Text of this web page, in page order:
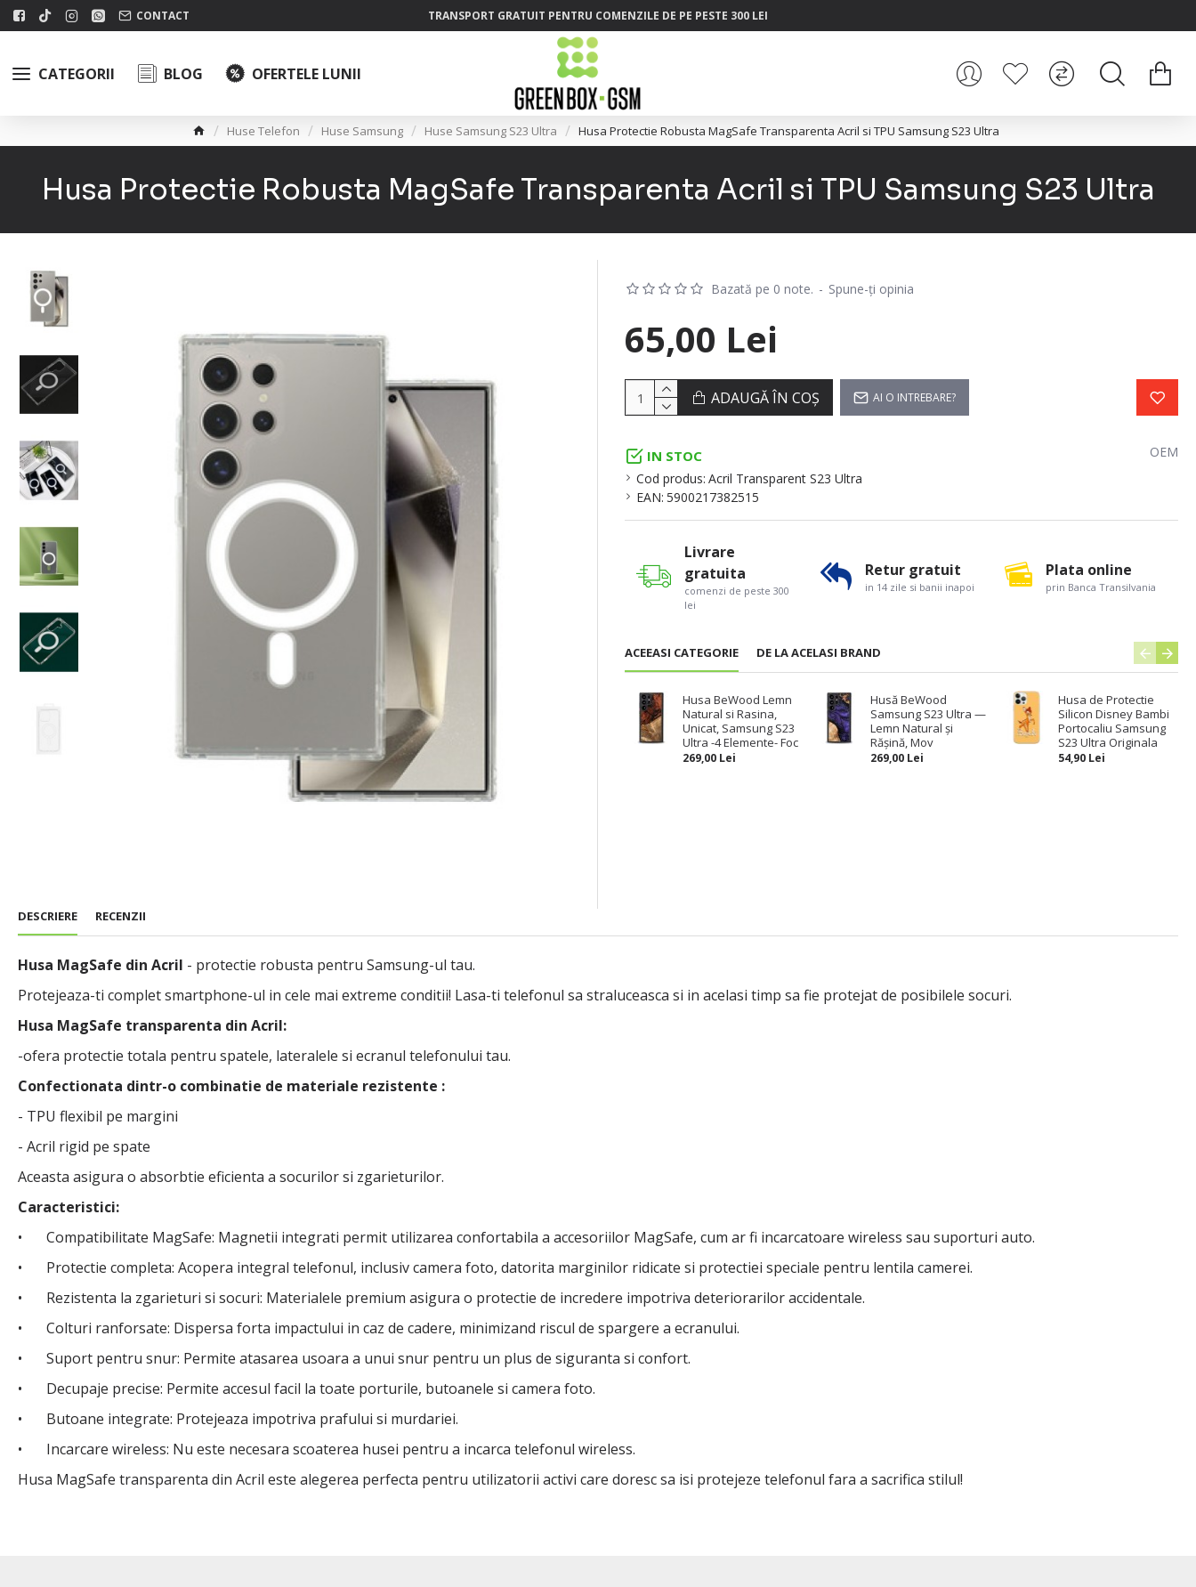
CONTACT TRANSPORT GRATUIT PENTRU COMENZILE DE PE PESTE 300 LEI
CATEGORII BLOG OFERTELE LUNII
Huse Telefon Huse Samsung Huse Samsung S23 Ultra Husa Protectie Robusta MagSafe Transparenta Acril si TPU Samsung S23 Ultra
Husa Protectie Robusta MagSafe Transparenta Acril si TPU Samsung S23 Ultra
IN STOC
Cod produs: Acril Transparent S23 Ultra
EAN: 5900217382515
OEM
Bazată pe 0 note. - Spune-ţi opinia
65,00 Lei
ADAUGĂ ÎN COŞ AI O INTREBARE?
ACEEASI CATEGORIE DE LA ACELASI BRAND
Husa BeWood Lemn
Natural si Rasina,
Unicat, Samsung S23
Ultra -4 Elemente- Foc
269,00 Lei
Husă BeWood
Samsung S23 Ultra —
Lemn Natural și
Rășină, Mov
269,00 Lei
Husa de Protectie
Silicon Disney Bambi
Portocaliu Samsung
S23 Ultra Originala
54,90 Lei
Livrare
gratuita
comenzi de peste 300
lei
Retur gratuit
in 14 zile si banii inapoi
Plata online
prin Banca Transilvania
DESCRIERE RECENZII
Husa MagSafe din Acril - protectie robusta pentru Samsung-ul tau.
Protejeaza-ti complet smartphone-ul in cele mai extreme conditii! Lasa-ti telefonul sa straluceasca si in acelasi timp sa fie protejat de posibilele socuri.
Husa MagSafe transparenta din Acril:
-ofera protectie totala pentru spatele, lateralele si ecranul telefonului tau.
Confectionata dintr-o combinatie de materiale rezistente :
- TPU flexibil pe margini
- Acril rigid pe spate
Aceasta asigura o absorbtie eficienta a socurilor si zgarieturilor.
Caracteristici:
•
Compatibilitate MagSafe: Magnetii integrati permit utilizarea confortabila a accesoriilor MagSafe, cum ar fi incarcatoare wireless sau suporturi auto.
•
Protectie completa: Acopera integral telefonul, inclusiv camera foto, datorita marginilor ridicate si protectiei speciale pentru lentila camerei.
•
Rezistenta la zgarieturi si socuri: Materialele premium asigura o protectie de incredere impotriva deteriorarilor accidentale.
•
Colturi ranforsate: Dispersa forta impactului in caz de cadere, minimizand riscul de spargere a ecranului.
•
Suport pentru snur: Permite atasarea usoara a unui snur pentru un plus de siguranta si confort.
•
Decupaje precise: Permite accesul facil la toate porturile, butoanele si camera foto.
•
Butoane integrate: Protejeaza impotriva prafului si murdariei.
•
Incarcare wireless: Nu este necesara scoaterea husei pentru a incarca telefonul wireless.
Husa MagSafe transparenta din Acril este alegerea perfecta pentru utilizatorii activi care doresc sa isi protejeze telefonul fara a sacrifica stilul!